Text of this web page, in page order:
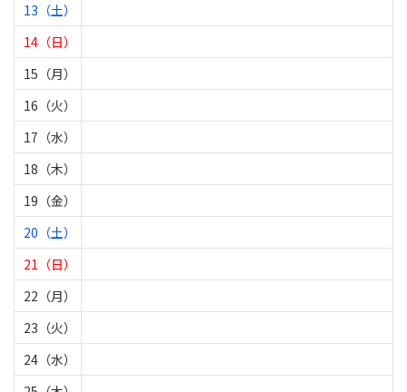
13（土）
14（日）
15（月）
16（火）
17（水）
18（木）
19（金）
20（土）
21（日）
22（月）
23（火）
24（水）